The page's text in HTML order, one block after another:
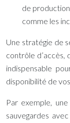
de
comme les
Une stratégie de
contrôle
indispensable
disponibilité de
Par exemple,
sauvegardes